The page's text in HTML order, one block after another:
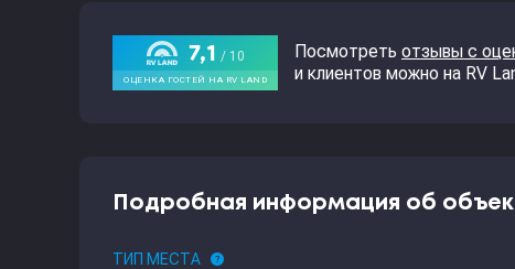
Посмотреть отзывы с
и клиентов можно на RV
Подробная информация об
ТИП МЕСТА help